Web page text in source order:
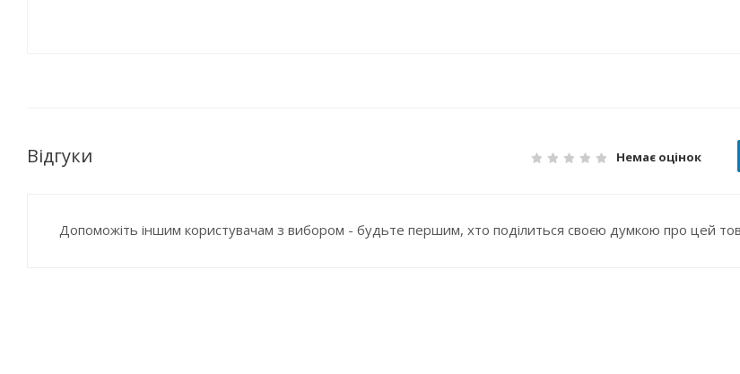
Відгуки Немає оцінок
Допоможіть іншим користувачам з вибором - будьте першим, хто поділиться своєю думкою про цей